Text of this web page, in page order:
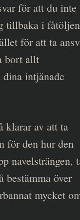
för att du inte
tillbaka i fåtöljen
för att ta
bort allt
intjänade
klarar av att ta
för den hur den
navelsträngen,
bestämma över
mycket